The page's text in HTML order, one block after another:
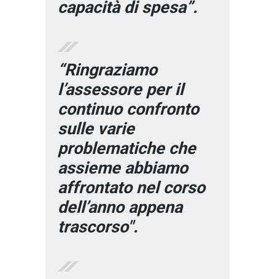
capacità di spesa”.
“Ringraziamo
l’assessore per il
continuo confronto
sulle varie
problematiche che
assieme abbiamo
affrontato nel corso
dell’anno appena
trascorso".